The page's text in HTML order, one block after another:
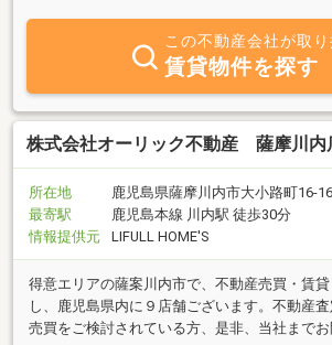
等、暮らしにおける総合的な相談・依頼も、夫
いたします！★土地建物の売買・賃貸・不動
スとびなが】https://office-tobinaga.info/★公
言・暮らしの相談 【飛永真由美行政書士事務
http://tobinaga.info/★空き家の管理・活用の
センターやつしろ】https://akiya-
この不動産会社が取り
賃貸物件を探す
株式会社オーリック不動産 薩摩川内
所在地
鹿児島県薩摩川内市大小路町16-16
最寄駅
鹿児島本線 川内駅 徒歩30分
情報提供元
LIFULL HOME'S
得意エリアの薩案川内市で、不動産売買・賃
し、鹿児島県内に９店舗ございます。不動産査
売買をご検討されている方、是非、当社までお